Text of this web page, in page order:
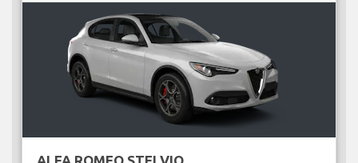
ALFA ROMEO STELVIO